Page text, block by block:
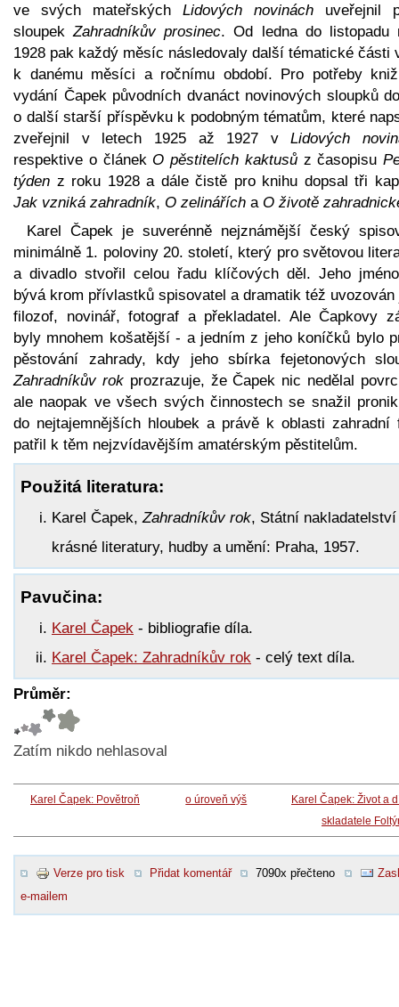
ve svých mateřských Lidových novinách uveřejnil
sloupekZahradníkův prosinec. Od ledna do listopadu
1928 pak každý měsíc následovaly další tématické části
k danému měsíci a ročnímu období. Pro potřeby
vydání Čapek původních dvanáct novinových sloupků
o další starší příspěvku k podobným tématům, které
zveřejnil v letech 1925 až 1927 vLidových
respektive o článek O pěstitelích kaktusůz časopisu
týden z roku 1928 a dále čistě pro knihu dopsal tři
Jak vzniká zahradník, O zelinářích a O životě
Karel Čapek je suverénně nejznámější český
minimálně 1. poloviny 20. století, který pro světovou
a divadlo stvořil celou řadu klíčových děl. Jeho
bývá krom přívlastků spisovatel a dramatik též uvozován
filozof, novinář, fotograf a překladatel. Ale Čapkovy
byly mnohem košatější - a jedním z jeho koníčků bylo
pěstování zahrady, kdy jeho sbírka fejetonových
Zahradníkův rokprozrazuje, že Čapek nic nedělal
ale naopak ve všech svých činnostech se snažil
do nejtajemnějších hloubek a právě k oblasti zahradní
patřil k těm nejzvídavějším amatérským pěstitelům.
Použitá literatura:
Karel Čapek, Zahradníkův rok, Státní nakladatelství
krásné literatury, hudby a umění: Praha, 1957.
Pavučina:
Karel Čapek - bibliografie díla.
Karel Čapek: Zahradníkův rok - celý text díla.
Průměr:
Zatím nikdo nehlasoval
Karel Čapek: Povětroň o úroveň výš
Karel Čapek: Život a
skladatele
Verze pro tisk Přidat komentář 7090x přečteno
e-mailem